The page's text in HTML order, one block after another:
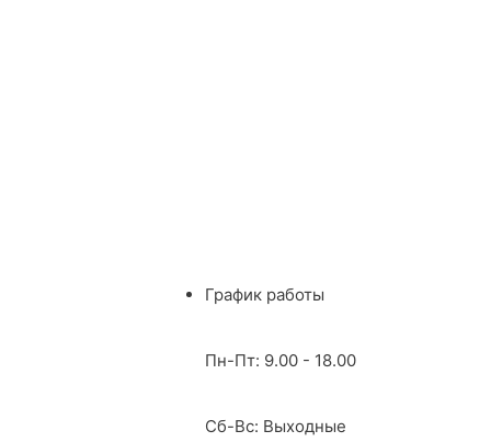
График работы
Пн-Пт: 9.00 - 18.00
Сб-Вс: Выходные